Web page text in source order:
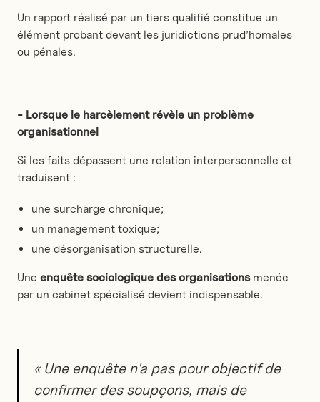
Un rapport réalisé par un tiers qualifié constitue un
élément probant devant les juridictions prud’homales
ou pénales.
- Lorsque le harcèlement révèle un problème
organisationnel
Si les faits dépassent une relation interpersonnelle et
traduisent :
une surcharge chronique;
un management toxique;
une désorganisation structurelle.
Une enquête sociologique des organisationsmenée
par un cabinet spécialisé devient indispensable.
« Une enquête n'a pas pour objectif de
confirmer des soupçons, mais de